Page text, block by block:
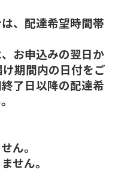
、配達希望時間帯
お申込みの翌日か
期間内の日付をご
了日以降の配達希
ん。
せん。